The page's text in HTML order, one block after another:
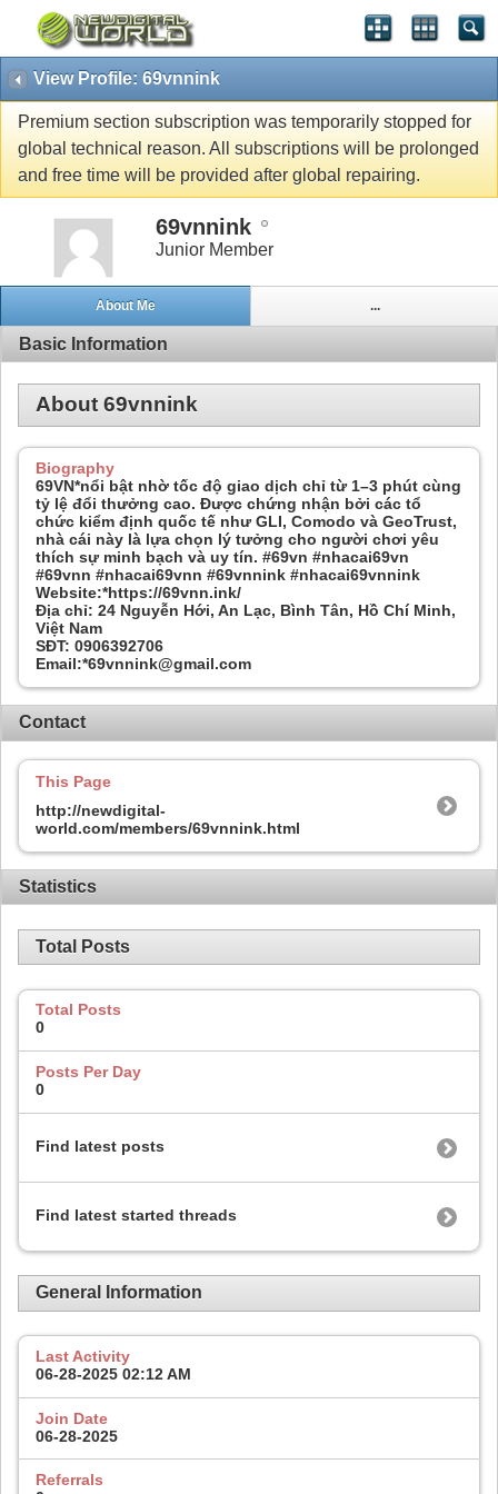
View Profile: 69vnnink
Premium section subscription was temporarily stopped for
global technical reason. All subscriptions will be prolonged
and free time will be provided after global repairing.
69vnnink
Junior Member
About Me ...
Basic Information
About 69vnnink
Biography
69VN*nổi bật nhờ tốc độ giao dịch chỉ từ 1–3 phút cùng
tỷ lệ đổi thưởng cao. Được chứng nhận bởi các tổ
chức kiểm định quốc tế như GLI, Comodo và GeoTrust,
nhà cái này là lựa chọn lý tưởng cho người chơi yêu
thích sự minh bạch và uy tín. #69vn #nhacai69vn
#69vnn #nhacai69vnn #69vnnink #nhacai69vnnink
Website:*https://69vnn.ink/
Địa chỉ: 24 Nguyễn Hới, An Lạc, Bình Tân, Hồ Chí Minh,
Việt Nam
SĐT: 0906392706
Email:*69vnnink@gmail.com
Contact
This Page
http://newdigital-
world.com/members/69vnnink.html
Statistics
Total Posts
Total Posts
0
Posts Per Day
0
Find latest posts
Find latest started threads
General Information
Last Activity
06-28-2025 02:12 AM
Join Date
06-28-2025
Referrals